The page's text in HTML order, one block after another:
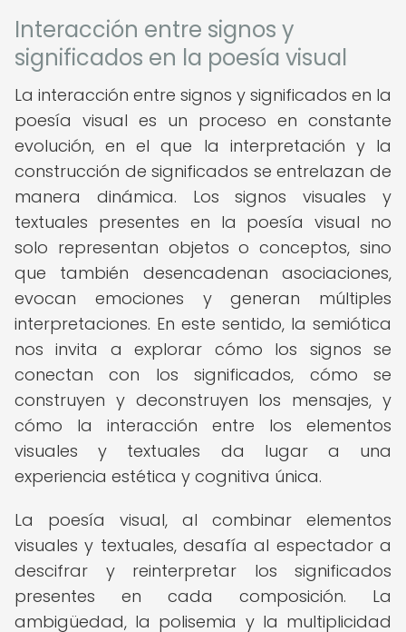
Interacción entre signos y
significados en la poesía visual
La interacción entre signos y significados en la
poesía visual es un proceso en constante
evolución, en el que la interpretación y la
construcción de significados se entrelazan de
manera dinámica. Los signos visuales y
textuales presentes en la poesía visual no
solo representan objetos o conceptos, sino
que también desencadenan asociaciones,
evocan emociones y generan múltiples
interpretaciones. En este sentido, la semiótica
nos invita a explorar cómo los signos se
conectan con los significados, cómo se
construyen y deconstruyen los mensajes, y
cómo la interacción entre los elementos
visuales y textuales da lugar a una
experiencia estética y cognitiva única.
La poesía visual, al combinar elementos
visuales y textuales, desafía al espectador a
descifrar y reinterpretar los significados
presentes en cada composición. La
ambigüedad, la polisemia y la multiplicidad